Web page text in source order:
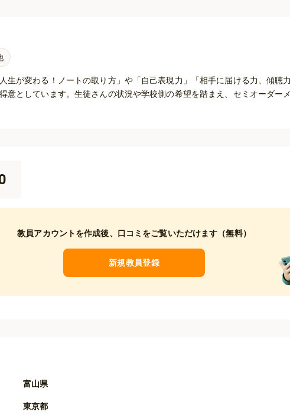
生が変わる！ノートの取り方」や「自己表現力」「相手に届ける力、傾聴
意としています。生徒さんの状況や学校側の希望を踏まえ、セミオーダー
教員アカウントを作成後、 口コミをご覧いただけます（無料）
新規教員登録
富山県
東京都